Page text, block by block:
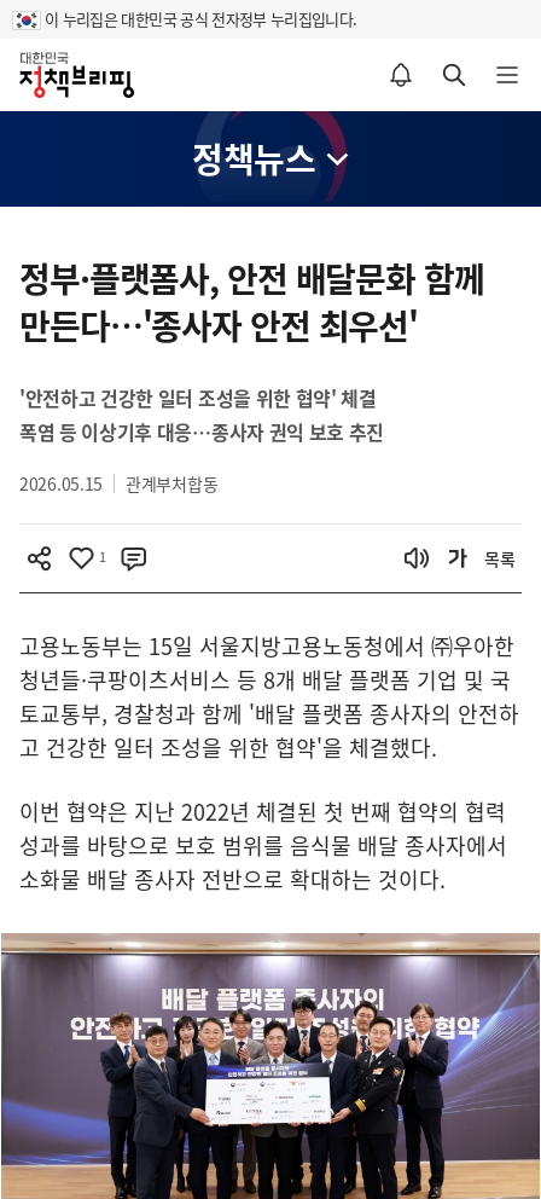
이 누리집은 대한민국 공식 전자정부 누리집입니다.
홈
알림설정 바로가기 검색 바로가기 메뉴 열기
정책뉴스
텐
츠
영
정부·플랫폼사, 안전 배달문화 함께
만든다…'종사자 안전 최우선'
'안전하고 건강한 일터 조성을 위한 협약' 체결
폭염 등 이상기후 대응…종사자 권익 보호 추진
2026.05.15 관계부처합동
1 목록
고용노동부는 15일 서울지방고용노동청에서 ㈜우아한
청년들·쿠팡이츠서비스 등 8개 배달 플랫폼 기업 및 국
토교통부, 경찰청과 함께 '배달 플랫폼 종사자의 안전하
고 건강한 일터 조성을 위한 협약'을 체결했다.
이번 협약은 지난 2022년 체결된 첫 번째 협약의 협력
성과를 바탕으로 보호 범위를 음식물 배달 종사자에서
소화물 배달 종사자 전반으로 확대하는 것이다.